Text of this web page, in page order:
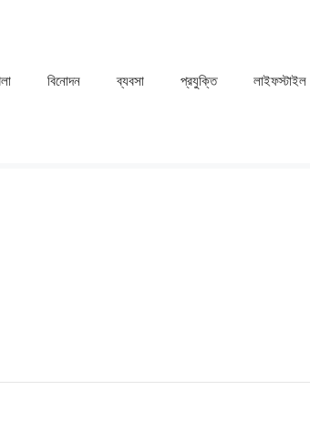
⁠বিনোদন ব্যবসা প্রযুক্তি লাইফস্টাইল